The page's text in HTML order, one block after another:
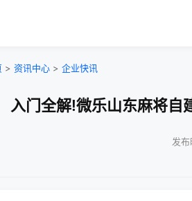
> 资讯中心 > 企业快讯
入门全解!微乐山东麻将自
发